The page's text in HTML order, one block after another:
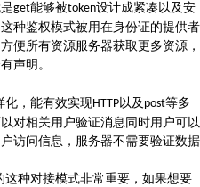
get能够被token设计成紧凑以及安
种鉴权模式被用在身份证的提供者
便所有资源服务器获取更多资源，
声明。
化，能有效实现HTTP以及 post等多
对相关用户验证消息同时用户可以
访问信息，服务器不需要验证数据
这种对接模式非常重要，如果想要